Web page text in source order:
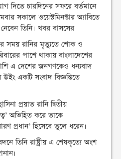
দিতে চারদিনের সফরে বর্তমানে
সকালে ওয়েস্টমিনস্টার অ্যাবিতে
তিনি। খবর বাসসের
সময় রানির মৃত্যুতে শোক ও
পাশে থাকায় বাংলাদেশের
এ দেশের জনগণকেও ধন্যবাদ
উইং একটি সংবাদ বিজ্ঞপ্তিতে
প্রয়াত রানি দ্বিতীয়
অভিহিত করে তাকে
প্রধান’ হিসেবে তুলে ধরেন।
তিনি রাষ্ট্রীয় এ শেষকৃত্যে অংশ